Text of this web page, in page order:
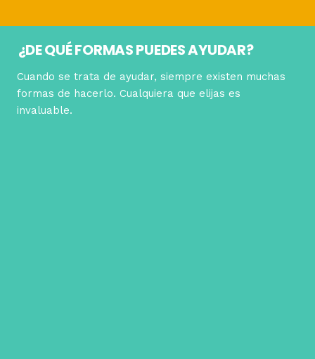
¿DE QUÉ FORMAS PUEDES AYUDAR?
Cuando se trata de ayudar, siempre existen muchas
formas de hacerlo. Cualquiera que elijas es
invaluable.